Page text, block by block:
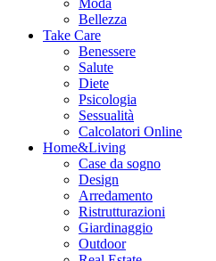
Bellezza
Take Care
Benessere
Salute
Diete
Psicologia
Sessualità
Calcolatori Online
Home&Living
Case da sogno
Design
Arredamento
Ristrutturazioni
Giardinaggio
Outdoor